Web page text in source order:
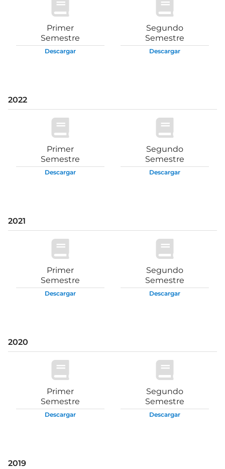
Primer
Semestre
Descargar
Segundo
Semestre
Descargar
2022
Primer
Semestre
Descargar
Segundo
Semestre
Descargar
2021
Primer
Semestre
Descargar
Segundo
Semestre
Descargar
2020
Primer
Semestre
Descargar
Segundo
Semestre
Descargar
2019